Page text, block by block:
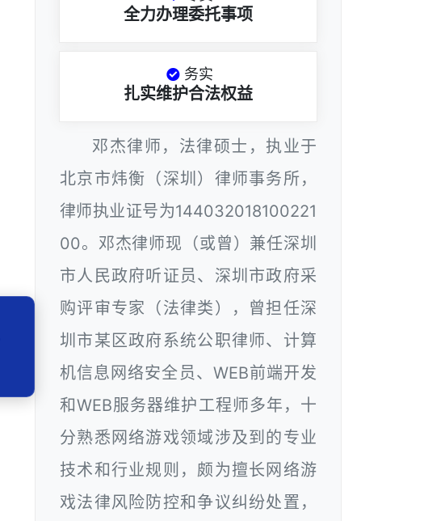
全力办理委托事项
务实
扎实维护合法权益
邓杰律师，法律硕士，执业于
北京市炜衡（深圳）律师事务所，
律师执业证号为144032018100221
00。邓杰律师现（或曾）兼任深圳
市人民政府听证员、深圳市政府采
购评审专家（法律类），曾担任深
圳市某区政府系统公职律师、计算
机信息网络安全员、WEB前端开发
和WEB服务器维护工程师多年，十
分熟悉网络游戏领域涉及到的专业
技术和行业规则，颇为擅长网络游
戏法律风险防控和争议纠纷处置，